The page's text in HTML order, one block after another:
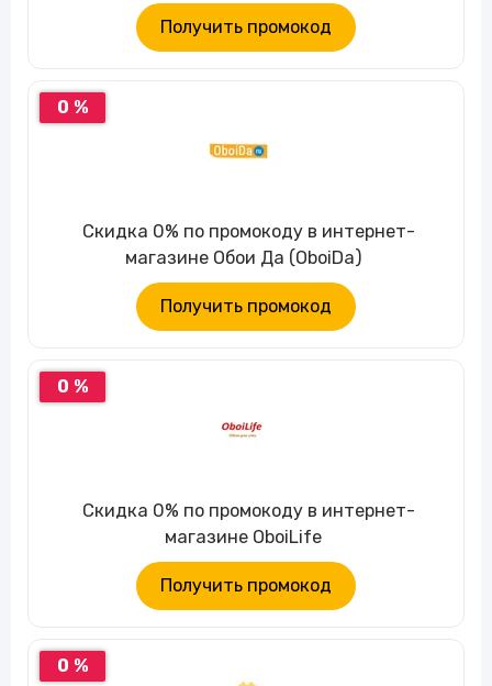
Получить промокод
0 %
Скидка 0% по промокоду в интернет-
магазине Обои Да (OboiDa)
Получить промокод
0 %
Скидка 0% по промокоду в интернет-
магазине OboiLife
Получить промокод
0 %